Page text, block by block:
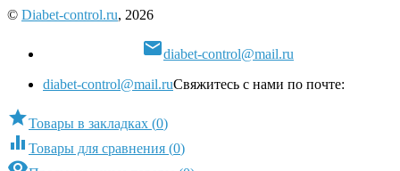
© Diabet-control.ru, 2026
diabet-control@mail.ru
diabet-control@mail.ruСвяжитесь с нами по почте:
Товары в закладках (0)
 Товары для сравнения (0)